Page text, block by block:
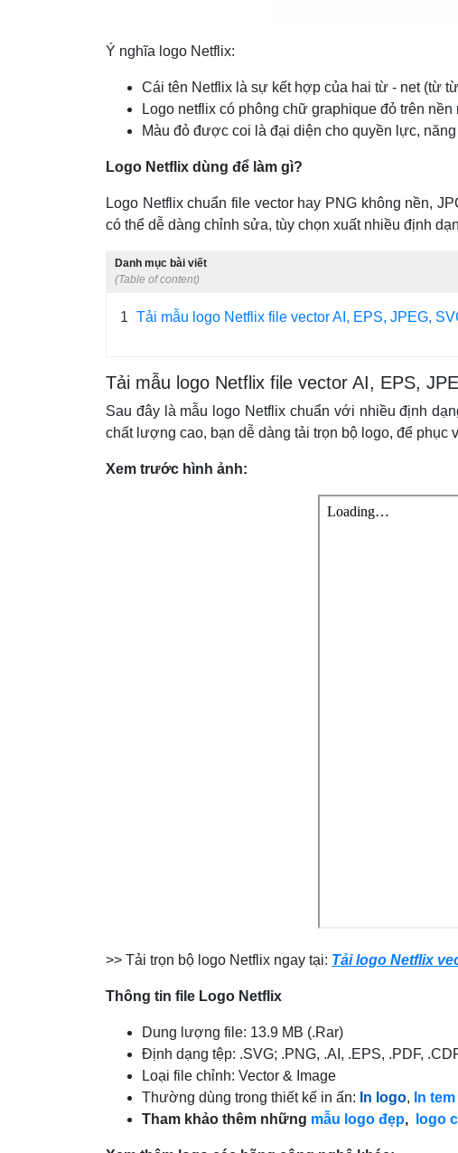
Ý nghĩa logo Netflix:
Cái tên Netflix là sự kết hợp của hai từ - net (từ
Logo netflix có phông chữ graphique đỏ trên
Màu đỏ được coi là đại diện cho quyền lực,
Logo Netflix dùng để làm gì?
Logo Netflix chuẩn file vector hay PNG không nền,
có thể dễ dàng chỉnh sửa, tùy chọn xuất nhiều định
Danh mục bài viết
(Table of content)
1 Tải mẫu logo Netflix file vector AI, EPS, JPEG,
Tải mẫu logo Netflix file vector AI, EPS,
Sau đây là mẫu logo Netflix chuẩn với nhiều định
chất lượng cao, bạn dễ dàng tải trọn bộ logo, để phục
Xem trước hình ảnh:
>> Tải trọn bộ logo Netflix ngay tại: Tải logo Netflix
Thông tin file Logo Netflix
Dung lượng file: 13.9 MB (.Rar)
Định dạng tệp: .SVG; .PNG, .AI, .EPS, .PDF,
Loại file chỉnh: Vector & Image
Thường dùng trong thiết kế in ấn: In logo, In
Tham khảo thêm những mẫu logo đẹp, logo